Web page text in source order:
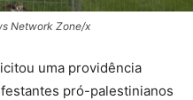
Network Zone/x
uma providência
pró-palestinianos